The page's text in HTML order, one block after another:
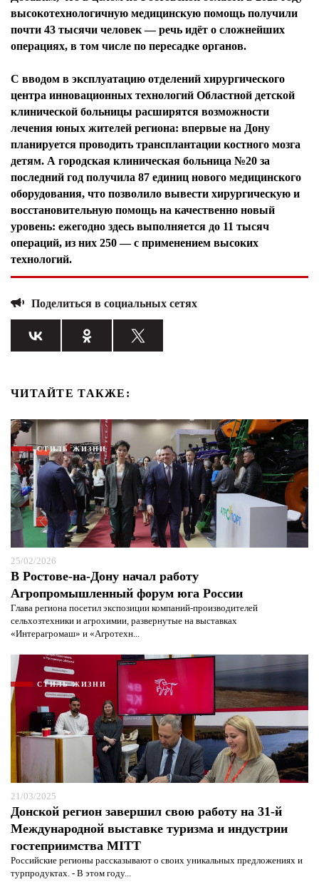
высокотехнологичную медицинскую помощь получили
почти 43 тысячи человек — речь идёт о сложнейших
операциях, в том числе по пересадке органов.
С вводом в эксплуатацию отделений хирургического
центра инновационных технологий Областной детской
клинической больницы расширятся возможности
лечения юных жителей региона: впервые на Дону
планируется проводить трансплантации костного мозга
детям. А городская клиническая больница №20 за
последний год получила 87 единиц нового медицинского
оборудования, что позволило вывести хирургическую и
восстановительную помощь на качественно новый
уровень: ежегодно здесь выполняется до 11 тысяч
операций, из них 250 — с применением высоких
технологий.
Поделиться в социальных сетях
ЧИТАЙТЕ ТАКЖЕ:
СТИЛЬ ЖИЗНИ
25/02/2026
В Ростове-на-Дону начал работу
Агропромышленный форум юга России
Глава региона посетил экспозиции компаний-производителей
сельхозтехники и агрохимии, развернутые на выставках
«Интерагромаш» и «Агротехн...
СТИЛЬ ЖИЗНИ
21/03/2025
Донской регион завершил свою работу на 31-й
Международной выставке туризма и индустрии
гостеприимства MITT
Российские регионы рассказывают о своих уникальных предложениях и
турпродуктах. - В этом году...